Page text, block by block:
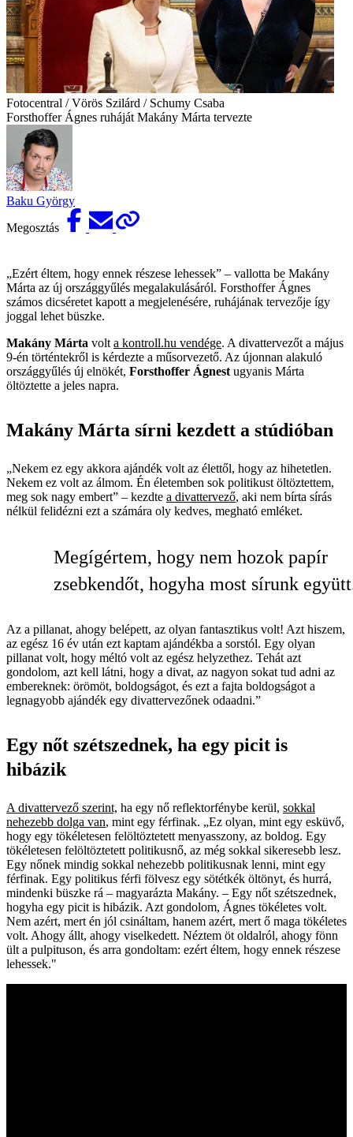
Fotocentral / Vörös Szilárd / Schumy Csaba
Forsthoffer Ágnes ruháját Makány Márta tervezte
Baku György
Megosztás
„Ezért éltem, hogy ennek részese lehessek” – vallotta be Makány
Márta az új országgyűlés megalakulásáról. Forsthoffer Ágnes
számos dicséretet kapott a megjelenésére, ruhájának tervezője így
joggal lehet büszke.
Makány Márta volt a kontroll.hu vendége. A divattervezőt a május
9-én történtekről is kérdezte a műsorvezető. Az újonnan alakuló
országgyűlés új elnökét, Forsthoffer Ágnest ugyanis Márta
öltöztette a jeles napra.
Makány Márta sírni kezdett a stúdióban
„Nekem ez egy akkora ajándék volt az élettől, hogy az hihetetlen.
Nekem ez volt az álmom. Én életemben sok politikust öltöztettem,
meg sok nagy embert” – kezdte a divattervező, aki nem bírta sírás
nélkül felidézni ezt a számára oly kedves, megható emléket.
Megígértem, hogy nem hozok papír
zsebkendőt, hogyha most sírunk
Az a pillanat, ahogy belépett, az olyan fantasztikus volt! Azt hiszem,
az egész 16 év után ezt kaptam ajándékba a sorstól. Egy olyan
pillanat volt, hogy méltó volt az egész helyzethez. Tehát azt
gondolom, azt kell látni, hogy a divat, az nagyon sokat tud adni az
embereknek: örömöt, boldogságot, és ezt a fajta boldogságot a
legnagyobb ajándék egy divattervezőnek odaadni.”
Egy nőt szétszednek, ha egy picit is
hibázik
A divattervező szerint, ha egy nő reflektorfénybe kerül, sokkal
nehezebb dolga van, mint egy férfinak. „Ez olyan, mint egy esküvő,
hogy egy tökéletesen felöltöztetett menyasszony, az boldog. Egy
tökéletesen felöltöztetett politikusnő, az még sokkal sikeresebb lesz.
Egy nőnek mindig sokkal nehezebb politikusnak lenni, mint egy
férfinak. Egy politikus férfi fölvesz egy sötétkék öltönyt, és hurrá,
mindenki büszke rá – magyarázta Makány. – Egy nőt szétszednek,
hogyha egy picit is hibázik. Azt gondolom, Ágnes tökéletes volt.
Nem azért, mert én jól csináltam, hanem azért, mert ő maga tökéletes
volt. Ahogy állt, ahogy viselkedett. Néztem öt oldalról, ahogy fönn
ült a pulpituson, és arra gondoltam: ezért éltem, hogy ennek részese
lehessek."